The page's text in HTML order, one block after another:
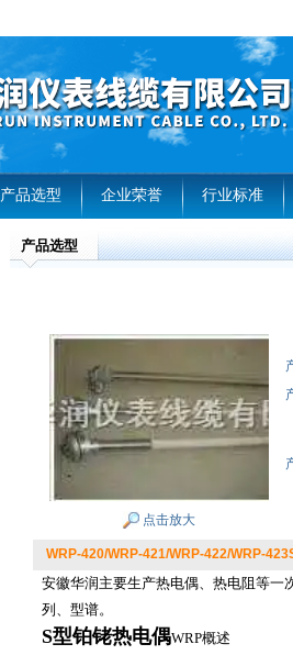
产品选型 企业荣誉 行业标准
产品选型
点击放大
WRP-420/WRP-421/WRP-422/WRP-
安徽华润主要生产热电偶、热电阻等一
列、型谱。
S型铂铑热电偶WRP概述